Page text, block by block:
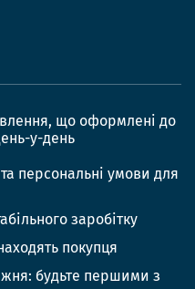
що оформлені до
у-день
персональні умови для
заробітку
покупця
будьте першими з